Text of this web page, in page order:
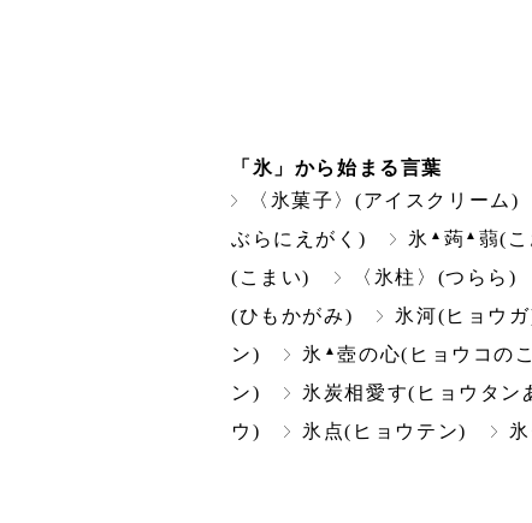
「氷」から始まる言葉
〈氷菓子〉(アイスクリーム)
ぶらにえがく)
氷 ▲ 蒟 ▲ 蒻(
(こまい)
〈氷柱〉(つらら)
(ひもかがみ)
氷河(ヒョウ
ン)
氷 ▲壺の心(ヒョウコの
ン)
氷炭相愛す(ヒョウタン
ウ)
氷点(ヒョウテン) 氷